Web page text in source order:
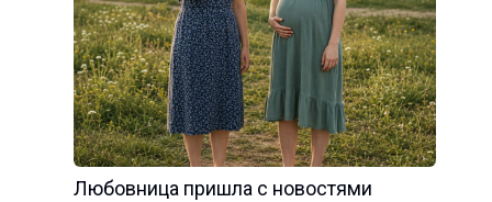
Любовница пришла с новостями